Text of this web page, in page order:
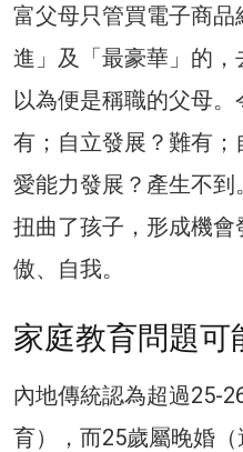
富父母只管買電子商
進」及「最豪華」的，
以為便是稱職的父母
有；自立發展？難有
愛能力發展？產生不到
扭曲了孩子，形成機
傲、自我。
家庭教育問題可
內地傳統認為超過25-
育），而25歲屬晚婚